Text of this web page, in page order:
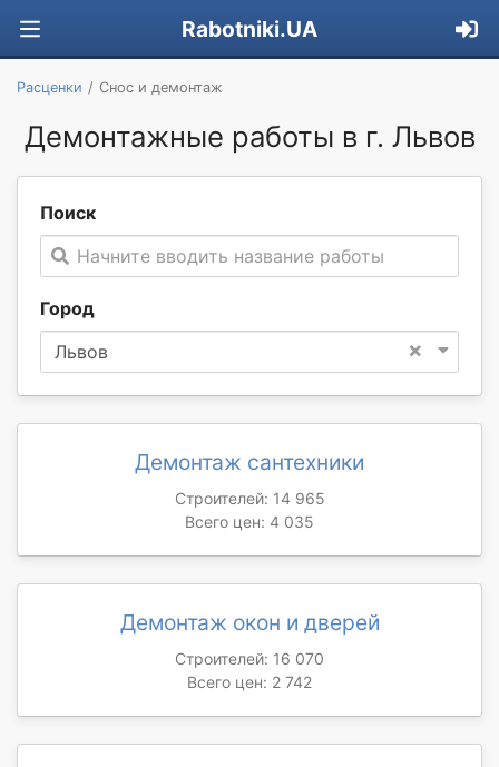
Rabotniki.UA
Расценки Снос и демонтаж
Демонтажные работы в г. Львов
Поиск
Начните вводить название работы
Город
×
Львов
Демонтаж сантехники
Строителей: 14 965
Всего цен: 4 035
Демонтаж окон и дверей
Строителей: 16 070
Всего цен: 2 742